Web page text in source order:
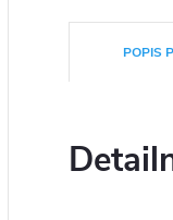
POPIS